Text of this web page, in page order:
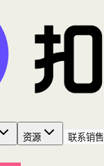
资源
联系销售